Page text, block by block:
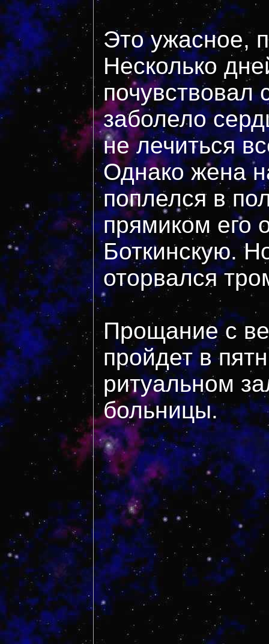
Это ужасное,
Несколько
почувствовал
заболело
не лечиться
Однако жена
поплелся в
прямиком его
Боткинскую.
оторвался
Прощание с
пройдет в
ритуальном
больницы.